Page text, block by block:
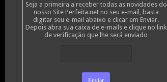
Seja a primeira a receber todas as novidades do
nosso Site Perfeita.net no seu e-mail, basta
digitar seu e-mail abaixo e clicar em Enviar.
Depois abra sua caixa de e-mails e clique no link
de verificação que lhe será enviado